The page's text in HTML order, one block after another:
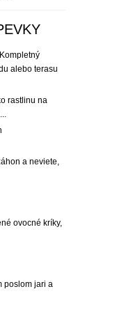
alebo terasu
rastlinu na
a neviete,
ovocné kríky,
poslom jari a